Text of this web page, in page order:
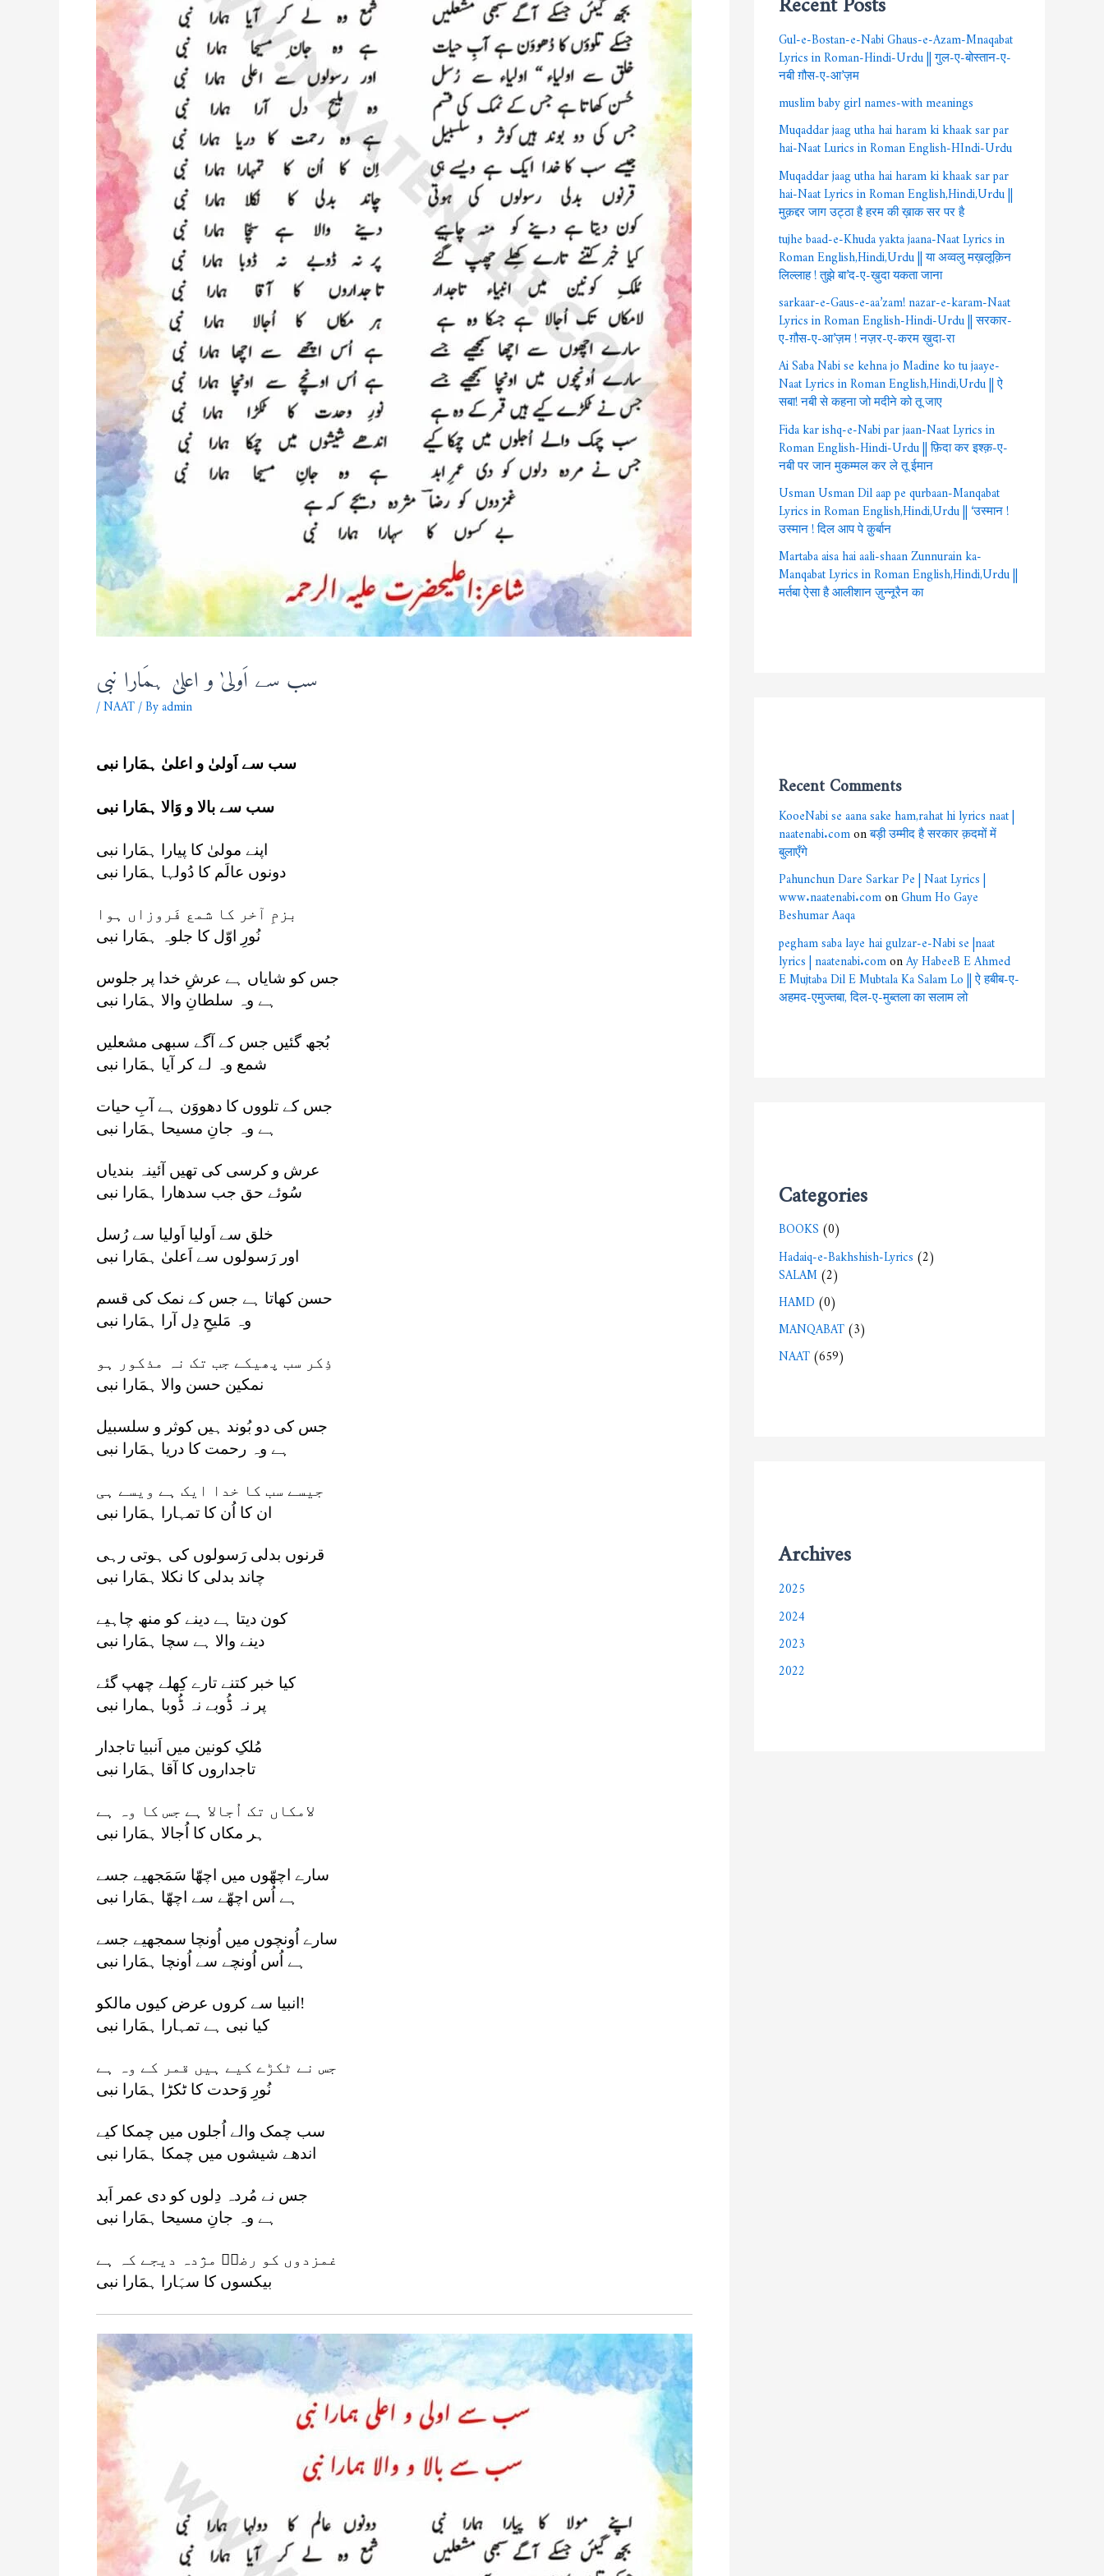
سب سے اَولیٰ و اعلیٰ ہمَارا نبی
/NAAT/ Byadmin
سب سے اَولیٰ و اعلیٰ ہمَارا نبی
سب سے بالا و وَالا ہمَارا نبی
اپنے مولیٰ کا پیارا ہمَارا نبی
دونوں عالَم کا دُولہا ہمَارا نبی
بزمِ آخر کا شمع فَروزاں ہوا
نُورِ اوّل کا جلوہ ہمَارا نبی
جس کو شایاں ہے عرشِ خدا پر جلوس
ہے وہ سلطانِ والا ہمَارا نبی
بُجھ گئیں جس کے آگے سبھی مشعلیں
شمع وہ لے کر آیا ہمَارا نبی
جس کے تلووں کا دھووَن ہے آبِ حیات
ہے وہ جانِ مسیحا ہمَارا نبی
عرش و کرسی کی تھیں آئینہ بندیاں
سُوئے حق جب سدھارا ہمَارا نبی
خلق سے اَولیا اَولیا سے رُسل
اور رَسولوں سے اَعلیٰ ہمَارا نبی
حسن کھاتا ہے جس کے نمک کی قسم
وہ مَلیحِ دِل آرا ہمَارا نبی
ذِکر سب پھیکے جب تک نہ مذکور ہو
نمکین حسن والا ہمَارا نبی
جس کی دو بُوند ہیں کوثر و سلسبیل
ہے وہ رحمت کا دریا ہمَارا نبی
جیسے سب کا خدا ایک ہے ویسے ہی
ان کا اُن کا تمہارا ہمَارا نبی
قرنوں بدلی رَسولوں کی ہوتی رہی
چاند بدلی کا نکلا ہمَارا نبی
کون دیتا ہے دینے کو منھ چاہیے
دینے والا ہے سچا ہمَارا نبی
کیا خبر کتنے تارے کِھلے چھپ گئے
پر نہ ڈُوبے نہ ڈُوبا ہمارا نبی
مُلکِ کونین میں اَنبیا تاجدار
تاجداروں کا آقا ہمَارا نبی
لامکاں تک اُجالا ہے جس کا وہ ہے
ہر مکاں کا اُجالا ہمَارا نبی
سارے اچھّوں میں اچھّا سَمَجھیے جسے
ہے اُس اچھّے سے اچھّا ہمَارا نبی
سارے اُونچوں میں اُونچا سمجھیے جسے
ہے اُس اُونچے سے اُونچا ہمَارا نبی
انبیا سے کروں عرض کیوں مالکو!
کیا نبی ہے تمہارا ہمَارا نبی
جس نے ٹکڑے کیے ہیں قمر کے وہ ہے
نُورِ وَحدت کا ٹکڑا ہمَارا نبی
سب چمک والے اُجلوں میں چمکا کیے
اندھے شیشوں میں چمکا ہمَارا نبی
جس نے مُردہ دِلوں کو دی عمر اَبد
ہے وہ جانِ مسیحا ہمَارا نبی
غمزدوں کو رضاؔ مژدہ دیجے کہ ہے
بیکسوں کا سہَارا ہمَارا نبی
Gul-e-Bostan-e-Nabi Ghaus-e-Azam-Mnaqabat
Lyrics in Roman-Hindi-Urdu || गुल-ए-बोस्तान-ए-
नबी ग़ौस-ए-आ’ज़म
muslim baby girl names-with meanings
Muqaddar jaag utha hai haram ki khaak sar par
hai-Naat Lurics in Roman English-HIndi-Urdu
Muqaddar jaag utha hai haram ki khaak sar par
hai-Naat Lyrics in Roman English,Hindi,Urdu ||
मुक़द्दर जाग उट्ठा है हरम की ख़ाक सर पर है
tujhe baad-e-Khuda yakta jaana-Naat Lyrics in
Roman English,Hindi,Urdu || या अव्वलु मख़लूक़िन
लिल्लाह ! तुझे बा’द-ए-ख़ुदा यकता जाना
sarkaar-e-Gaus-e-aa’zam! nazar-e-karam-Naat
Lyrics in Roman English-Hindi-Urdu || सरकार-
ए-ग़ौस-ए-आ’ज़म ! नज़र-ए-करम ख़ुदा-रा
Ai Saba Nabi se kehna jo Madine ko tu jaaye-
Naat Lyrics in Roman English,Hindi,Urdu || ऐ
सबा! नबी से कहना जो मदीने को तू जाए
Fida kar ishq-e-Nabi par jaan-Naat Lyrics in
Roman English-Hindi-Urdu || फ़िदा कर इश्क़-ए-
नबी पर जान मुकम्मल कर ले तू ईमान
Usman Usman Dil aap pe qurbaan-Manqabat
Lyrics in Roman English,Hindi,Urdu || ‘उस्मान !
उस्मान ! दिल आप पे क़ुर्बान
Martaba aisa hai aali-shaan Zunnurain ka-
Manqabat Lyrics in Roman English,Hindi,Urdu ||
मर्तबा ऐसा है आलीशान ज़ुन्नूरैन का
Recent Comments
KooeNabi se aana sake ham,rahat hi lyrics naat |
naatenabi.comonबड़ी उम्मीद है सरकार क़दमों में
बुलाएँगे
Pahunchun Dare Sarkar Pe | Naat Lyrics |
www.naatenabi.comonGhum Ho Gaye
Beshumar Aaqa
pegham saba laye hai gulzar-e-Nabi se |naat
lyrics | naatenabi.comonAy HabeeB E Ahmed
E Mujtaba Dil E Mubtala Ka Salam Lo || ऐ हबीब-ए-
अहमद-एमुज्तबा, दिल-ए-मुब्तला का सलाम लो
Categories
BOOKS(0)
Hadaiq-e-Bakhshish-Lyrics(2)
SALAM(2)
HAMD(0)
MANQABAT(3)
NAAT(659)
Archives
2025
2024
2023
2022